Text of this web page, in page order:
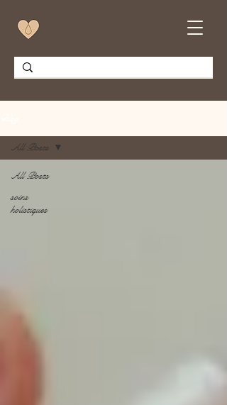
All Posts
soins
holistiques
All Posts